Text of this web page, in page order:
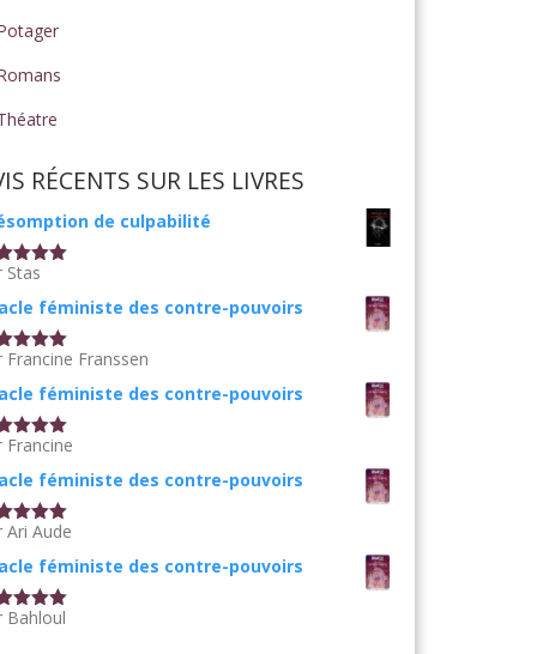
RÉCENTS SUR LES LIVRES
de culpabilité
5sur
Stas
féministe des contre-pouvoirs
5sur
Francine Franssen
féministe des contre-pouvoirs
5sur
Francine
féministe des contre-pouvoirs
5 sur
Ari Aude
féministe des contre-pouvoirs
5sur
Bahloul